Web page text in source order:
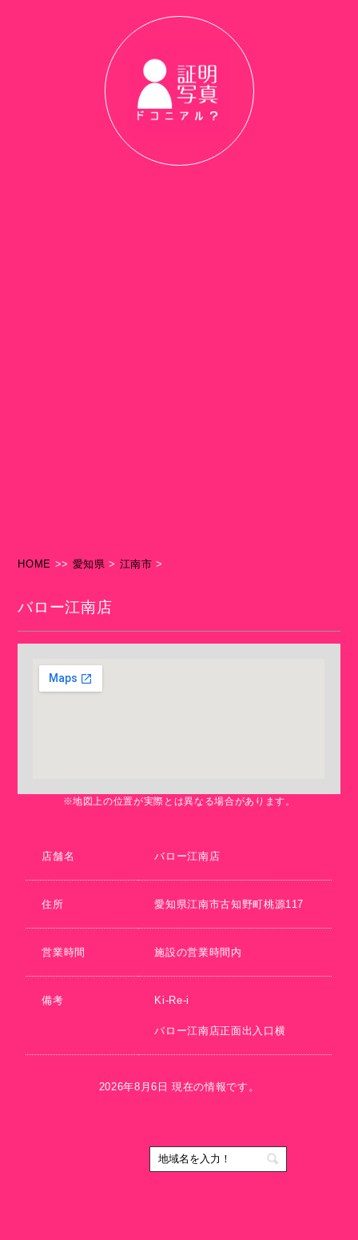
HOME >> 愛知県 > 江南市 >
バロー江南店
※地図上の位置が実際とは異なる場合があります。
店舗名 バロー江南店
住所 愛知県江南市古知野町桃源117
営業時間 施設の営業時間内
備考 Ki-Re-i
バロー江南店正面出入口横
2026年8月6日 現在の情報です。